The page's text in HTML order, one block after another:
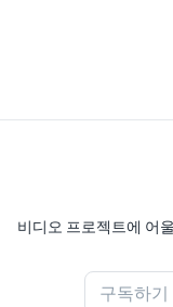
비디오 프로젝트에 어
구독하기